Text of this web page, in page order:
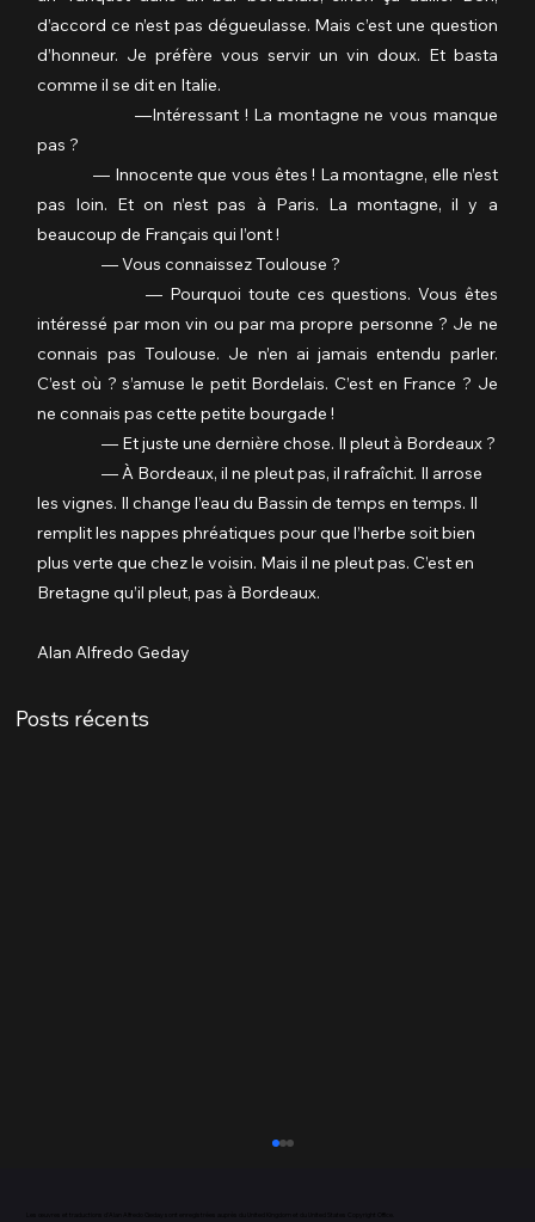
d’accord ce n’est pas dégueulasse. Mais c’est une question
d’honneur. Je préfère vous servir un vin doux. Et basta
comme il se dit en Italie.
—Intéressant ! La montagne ne vous manque
pas ?
— Innocente que vous êtes ! La montagne, elle n’est
pas loin. Et on n’est pas à Paris. La montagne, il y a
beaucoup de Français qui l’ont !
— Vous connaissez Toulouse ?
— Pourquoi toute ces questions. Vous êtes
intéressé par mon vin ou par ma propre personne ? Je ne
connais pas Toulouse. Je n’en ai jamais entendu parler.
C’est où ? s’amuse le petit Bordelais. C’est en France ? Je
ne connais pas cette petite bourgade !
— Et juste une dernière chose. Il pleut à Bordeaux ?
— À Bordeaux, il ne pleut pas, il rafraîchit. Il arrose
les vignes. Il change l’eau du Bassin de temps en temps. Il
remplit les nappes phréatiques pour que l’herbe soit bien
plus verte que chez le voisin. Mais il ne pleut pas. C’est en
Bretagne qu’il pleut, pas à Bordeaux.
Alan Alfredo Geday
Posts récents
Les œuvres et traductions d’Alan Alfredo Geday sont enregistrées auprès du United Kingdom et du United States Copyright Office.